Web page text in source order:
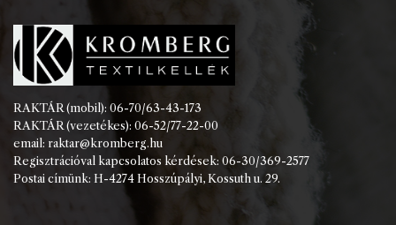
RAKTÁR (mobil): 06-70/63-43-173
RAKTÁR (vezetékes): 06-52/77-22-00
email: raktar@kromberg.hu
Regisztrációval kapcsolatos kérdések: 06-30/369-2577
Postai címünk: H-4274 Hosszúpályi, Kossuth u. 29.